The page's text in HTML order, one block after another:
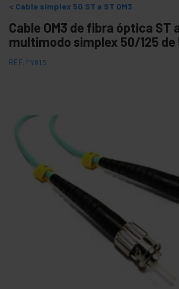
Cable símplex 50 ST a ST OM3
Cable OM3 de fibra óptica ST
multimodo simplex 50/125 de
REF: FY015